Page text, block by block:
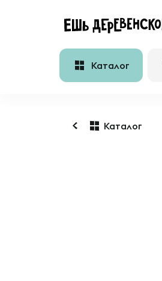
Каталог
Каталог